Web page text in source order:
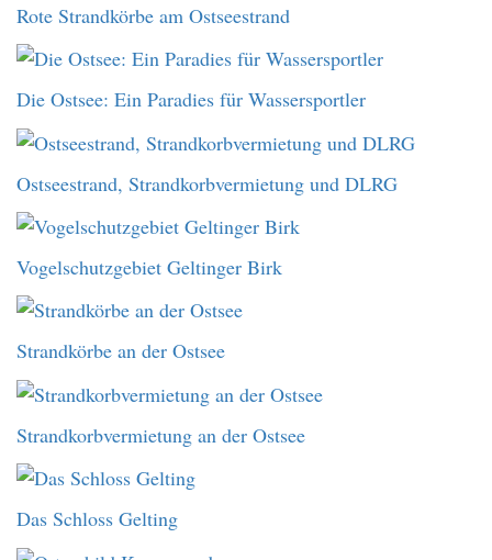
Rote Strandkörbe am Ostseestrand
Die Ostsee: Ein Paradies für Wassersportler
Ostseestrand, Strandkorbvermietung und DLRG
Vogelschutzgebiet Geltinger Birk
Strandkörbe an der Ostsee
Strandkorbvermietung an der Ostsee
Das Schloss Gelting